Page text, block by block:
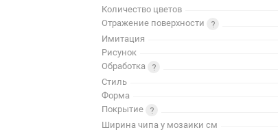
Количество цветов
Отражение поверхности
Имитация
Рисунок
Обработка
Стиль
Форма
Покрытие
Ширина чипа у мозаики см